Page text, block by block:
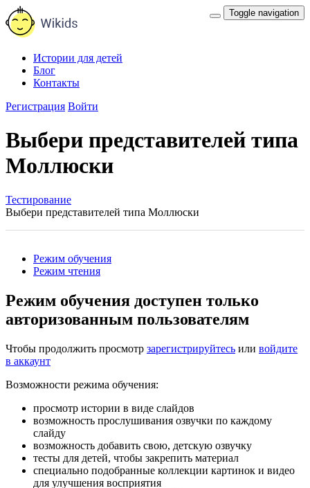
Toggle navigation
Истории для детей
Блог
Контакты
Регистрация Войти
Выбери представителей типа
Моллюски
Тестирование
Выбери представителей типа Моллюски
Режим обучения
Режим чтения
Режим обучения доступен только
авторизованным пользователям
Чтобы продолжить просмотр зарегистрируйтесь или войдите
в аккаунт
Возможности режима обучения:
просмотр истории в виде слайдов
возможность прослушивания озвучки по каждому
слайду
возможность добавить свою, детскую озвучку
тесты для детей, чтобы закрепить материал
специально подобранные коллекции картинок и видео
для улучшения восприятия